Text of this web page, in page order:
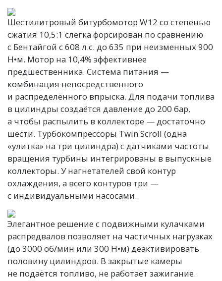
Шестилитровый битурбомотор W12 со степенью
сжатия 10,5:1 слегка форсирован по сравнению
с Бентайгой с 608 л.с. до 635 при неизменных 900
Н•м. Мотор на 10,4% эффективнее
предшественника. Система питания —
комбинация непосредственного
и распределённого впрыска. Для подачи топлива
в цилиндры создаётся давление до 200 бар,
а чтобы распылить в коллекторе — достаточно
шести. Турбокомпрессоры Twin Scroll (одна
«улитка» на три цилиндра) с датчиками частоты
вращения турбины интегрированы в выпускные
коллекторы. У нагнетателей свой контур
охлаждения, а всего контуров три —
с индивидуальными насосами.
Элегантное решение с подвижными кулачками
распредвалов позволяет на частичных нагрузках
(до 3000 об/мин или 300 Н•м) деактивировать
половину цилиндров. В закрытые камеры
не подаётся топливо, не работает зажигание.